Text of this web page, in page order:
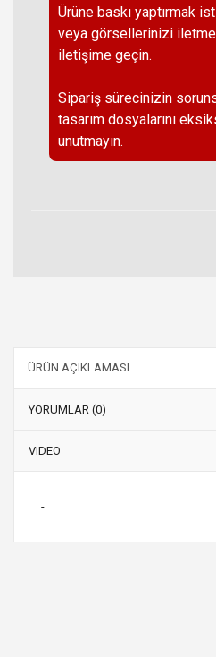
Ürüne baskı yaptırmak
veya görsellerinizi
iletişime geçin.
Sipariş sürecinizin
tasarım dosyalarını
unutmayın.
ÜRÜN AÇIKLAMASI
YORUMLAR (0)
VIDEO
-